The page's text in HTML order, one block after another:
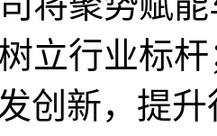
立行业标
创新，提